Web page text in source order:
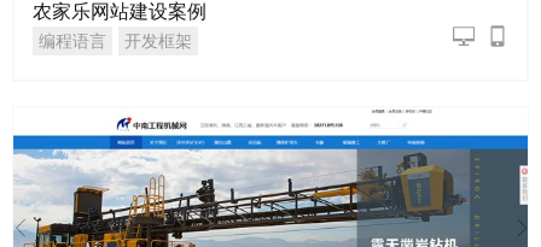
农家乐网站建设案例
编程语言 开发框架